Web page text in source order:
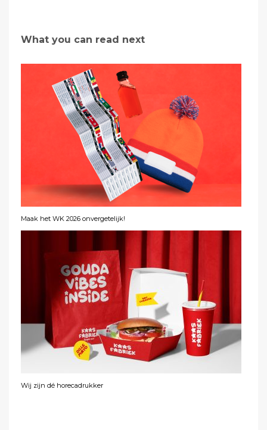
What you can read next
Maak het WK 2026 onvergetelijk!
Wij zijn dé horecadrukker